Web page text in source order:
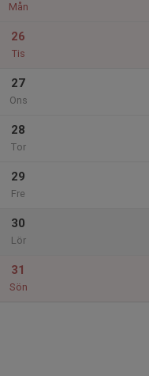
Mån
26
Tis
27
Ons
28
Tor
29
Fre
30
Lör
31
Sön